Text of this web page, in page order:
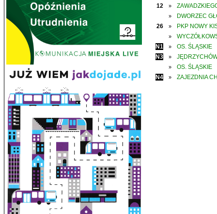
12
»
»
DWORZEC
26
» PKP NOWY
»
N1
»
OS. ŚLĄSKIE
N3
»
»
OS. ŚLĄSKIE
N4
» ZAJEZDNIA